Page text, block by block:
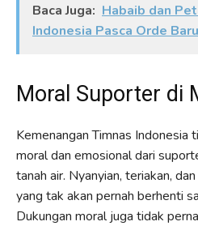
Baca Juga: Habaib dan
Indonesia Pasca Orde Baru
Moral Suporter di
Kemenangan Timnas Indonesia
moral dan emosional dari
tanah air. Nyanyian, teriakan,
yang tak akan pernah berhenti
Dukungan moral juga tidak